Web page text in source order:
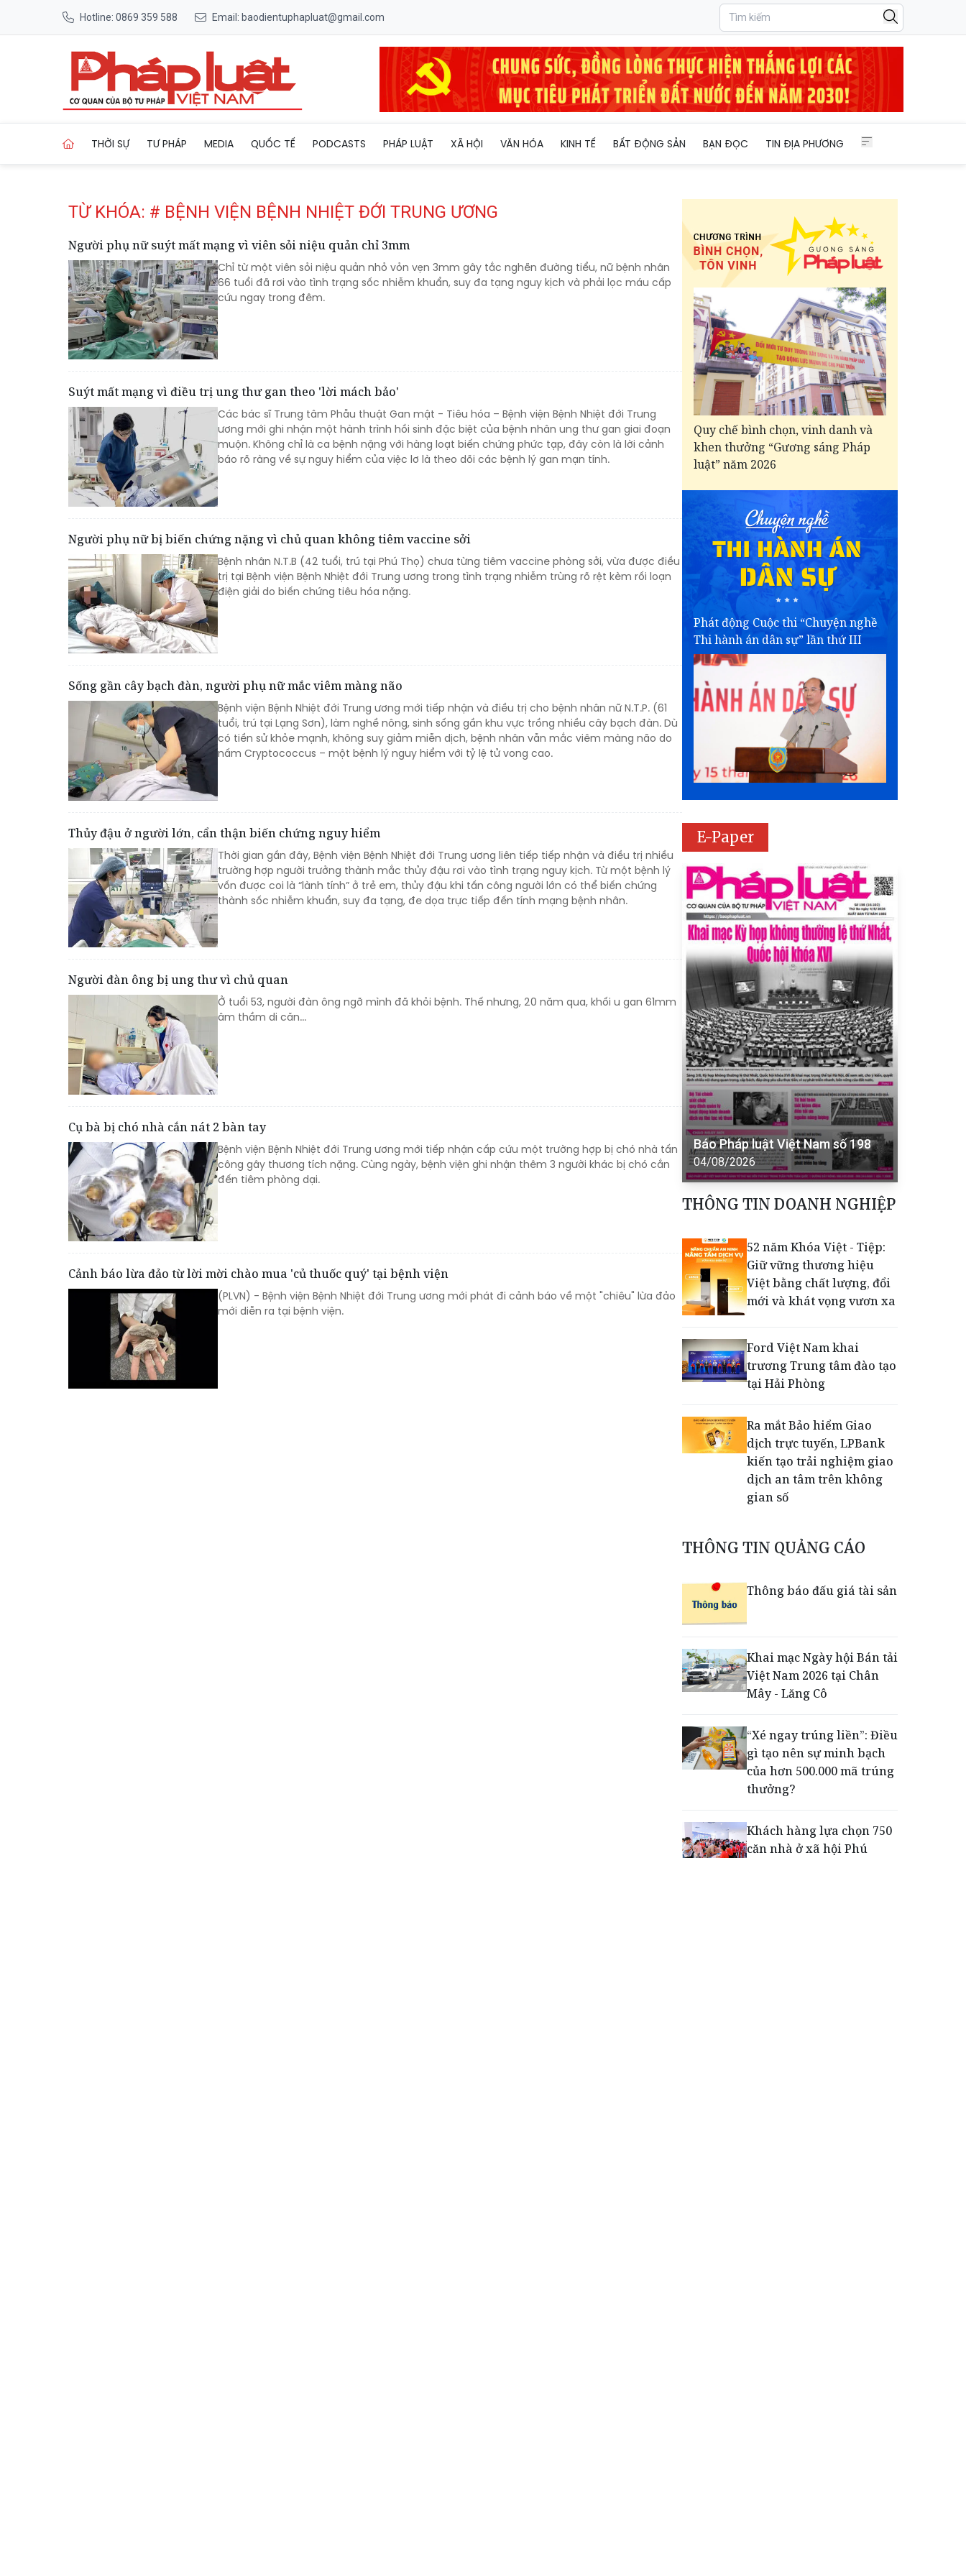
Hotline: 0869 359 588 Email: baodientuphapluat@gmail.com
THỜI SỰ TƯ PHÁP MEDIA QUỐC TẾ PODCASTS PHÁP LUẬT XÃ HỘI VĂN HÓA KINH TẾ BẤT ĐỘNG SẢN BẠN ĐỌC TIN ĐỊA PHƯƠNG
TỪ KHÓA: # BỆNH VIỆN BỆNH NHIỆT ĐỚI TRUNG ƯƠNG
Người phụ nữ suýt mất mạng vì viên sỏi niệu quản chỉ 3mm
Chỉ từ một viên sỏi niệu quản nhỏ vỏn vẹn 3mm gây tắc nghẽn đường tiểu, nữ bệnh nhân
66 tuổi đã rơi vào tình trạng sốc nhiễm khuẩn, suy đa tạng nguy kịch và phải lọc máu cấp
cứu ngay trong đêm.
Suýt mất mạng vì điều trị ung thư gan theo 'lời mách bảo'
Các bác sĩ Trung tâm Phẫu thuật Gan mật - Tiêu hóa – Bệnh viện Bệnh Nhiệt đới Trung
ương mới ghi nhận một hành trình hồi sinh đặc biệt của bệnh nhân ung thư gan giai đoạn
muộn. Không chỉ là ca bệnh nặng với hàng loạt biến chứng phức tạp, đây còn là lời cảnh
báo rõ ràng về sự nguy hiểm của việc lơ là theo dõi các bệnh lý gan mạn tính.
Người phụ nữ bị biến chứng nặng vì chủ quan không tiêm vaccine sởi
Bệnh nhân N.T.B (42 tuổi, trú tại Phú Thọ) chưa từng tiêm vaccine phòng sởi, vừa được điều
trị tại Bệnh viện Bệnh Nhiệt đới Trung ương trong tình trạng nhiễm trùng rõ rệt kèm rối loạn
điện giải do biến chứng tiêu hóa nặng.
Sống gần cây bạch đàn, người phụ nữ mắc viêm màng não
Bệnh viện Bệnh Nhiệt đới Trung ương mới tiếp nhận và điều trị cho bệnh nhân nữ N.T.P. (61
tuổi, trú tại Lạng Sơn), làm nghề nông, sinh sống gần khu vực trồng nhiều cây bạch đàn. Dù
có tiền sử khỏe mạnh, không suy giảm miễn dịch, bệnh nhân vẫn mắc viêm màng não do
nấm Cryptococcus – một bệnh lý nguy hiểm với tỷ lệ tử vong cao.
Thủy đậu ở người lớn, cẩn thận biến chứng nguy hiểm
Thời gian gần đây, Bệnh viện Bệnh Nhiệt đới Trung ương liên tiếp tiếp nhận và điều trị nhiều
trường hợp người trưởng thành mắc thủy đậu rơi vào tình trạng nguy kịch. Từ một bệnh lý
vốn được coi là “lành tính” ở trẻ em, thủy đậu khi tấn công người lớn có thể biến chứng
thành sốc nhiễm khuẩn, suy đa tạng, đe dọa trực tiếp đến tính mạng bệnh nhân.
Người đàn ông bị ung thư vì chủ quan
Ở tuổi 53, người đàn ông ngỡ mình đã khỏi bệnh. Thế nhưng, 20 năm qua, khối u gan 61mm
âm thầm di căn...
Cụ bà bị chó nhà cắn nát 2 bàn tay
Bệnh viện Bệnh Nhiệt đới Trung ương mới tiếp nhận cấp cứu một trường hợp bị chó nhà tấn
công gây thương tích nặng. Cùng ngày, bệnh viện ghi nhận thêm 3 người khác bị chó cắn
đến tiêm phòng dại.
Cảnh báo lừa đảo từ lời mời chào mua 'củ thuốc quý' tại bệnh viện
(PLVN) - Bệnh viện Bệnh Nhiệt đới Trung ương mới phát đi cảnh báo về một "chiêu" lừa đảo
mới diễn ra tại bệnh viện.
Quy chế bình chọn, vinh danh và
khen thưởng “Gương sáng Pháp
luật” năm 2026
Phát động Cuộc thi “Chuyện nghề
Thi hành án dân sự” lần thứ III
E-Paper
Báo Pháp luật Việt Nam số 198
04/08/2026
THÔNG TIN DOANH NGHIỆP
52 năm Khóa Việt - Tiệp:
Giữ vững thương hiệu
Việt bằng chất lượng, đổi
mới và khát vọng vươn xa
Ford Việt Nam khai
trương Trung tâm đào tạo
tại Hải Phòng
Ra mắt Bảo hiểm Giao
dịch trực tuyến, LPBank
kiến tạo trải nghiệm giao
dịch an tâm trên không
gian số
Dấu mốc khẳng định năng
lực vận hành và thích ứng
toán thưởng vượt kế
hoạch
lập nghiệp của người trẻ
toàn cầu
THÔNG TIN QUẢNG CÁO
Thông báo đấu giá tài sản
Khai mạc Ngày hội Bán tải
Việt Nam 2026 tại Chân
Mây - Lăng Cô
“Xé ngay trúng liền”: Điều
gì tạo nên sự minh bạch
của hơn 500.000 mã trúng
thưởng?
Khách hàng lựa chọn 750
căn nhà ở xã hội Phú